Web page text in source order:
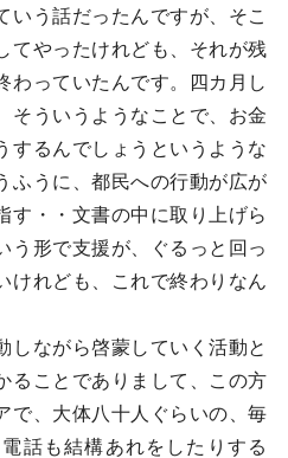
いう話だったんですが、そこ
てやったけれども、それが残
わっていたんです。四カ月し
そういうようなことで、お金
するんでしょうというような
ふうに、都民への行動が広が
す・・文書の中に取り上げら
う形で支援が、ぐるっと回っ
けれども、これで終わりなん
ながら啓蒙していく活動と
ることでありまして、この方
で、大体八十人ぐらいの、毎
話も結構あれをしたりする